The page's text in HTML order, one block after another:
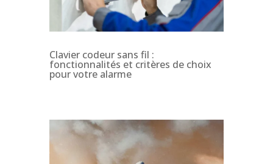
Clavier codeur sans fil :
fonctionnalités et critères de choix
pour votre alarme